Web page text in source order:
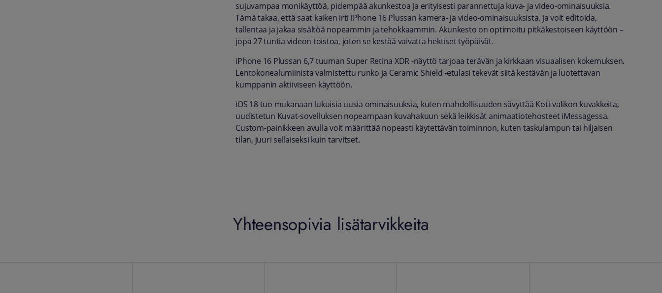
sujuvampaa monikäyttöä, pidempää akunkestoa ja erityisesti parannettuja kuva- ja video-ominaisuuksia.
Tämä takaa, että saat kaiken irti iPhone 16 Plussan kamera- ja video-ominaisuuksista, ja voit editoida,
tallentaa ja jakaa sisältöä nopeammin ja tehokkaammin. Akunkesto on optimoitu pitkäkestoiseen käyttöön –
jopa 27 tuntia videon toistoa, joten se kestää vaivatta hektiset työpäivät.
iPhone 16 Plussan 6,7 tuuman Super Retina XDR -näyttö tarjoaa terävän ja kirkkaan visuaalisen kokemuksen.
Lentokonealumiinista valmistettu runko ja Ceramic Shield -etulasi tekevät siitä kestävän ja luotettavan
kumppanin aktiiviseen käyttöön.
iOS 18 tuo mukanaan lukuisia uusia ominaisuuksia, kuten mahdollisuuden sävyttää Koti-valikon kuvakkeita,
uudistetun Kuvat-sovelluksen nopeampaan kuvahakuun sekä leikkisät animaatiotehosteet iMessagessa.
Custom-painikkeen avulla voit määrittää nopeasti käytettävän toiminnon, kuten taskulampun tai hiljaisen
tilan, juuri sellaiseksi kuin tarvitset.
Yhteensopivia lisätarvikkeita